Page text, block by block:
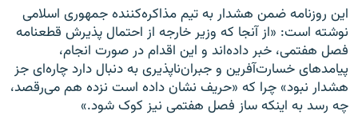
این روزنامه ضمن هشدار به تیم مذاکره‌کننده جمهوری اسلامی
نوشته است: «از آنجا که وزیر خارجه از احتمال پذیرش قطعنامه
فصل هفتمی، خبر داده‌اند و این اقدام در صورت انجام،
پیامدهای خسارت‌آفرین و جبران‌نا‌پذیری به دنبال دارد چاره‌ای جز
هشدار‌ نبود» چرا که «حریف نشان داده است نزده هم می‌رقصد،
چه رسد به اینکه ساز فصل هفتمی نیز کوک شود.»